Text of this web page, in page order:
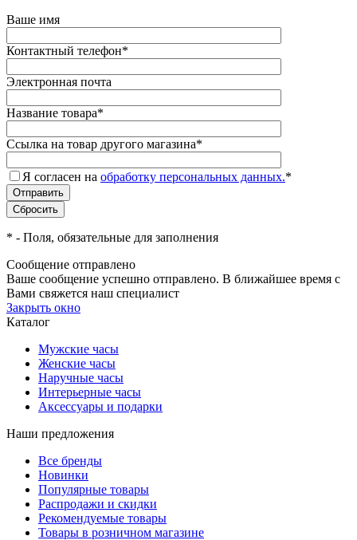
Ваше имя
Контактный телефон*
Электронная почта
Название товара*
Ссылка на товар другого магазина*
Я согласен на обработку персональных данных.*
* - Поля, обязательные для заполнения
Сообщение отправлено
Ваше сообщение успешно отправлено. В ближайшее время с
Вами свяжется наш специалист
Закрыть окно
Каталог
Мужские часы
Женские часы
Наручные часы
Интерьерные часы
Аксессуары и подарки
Наши предложения
Все бренды
Новинки
Популярные товары
Распродажи и скидки
Рекомендуемые товары
Товары в розничном магазине